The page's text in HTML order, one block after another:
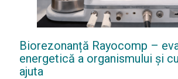
Biorezonanță Rayocomp –
energetică a organismului și
ajuta